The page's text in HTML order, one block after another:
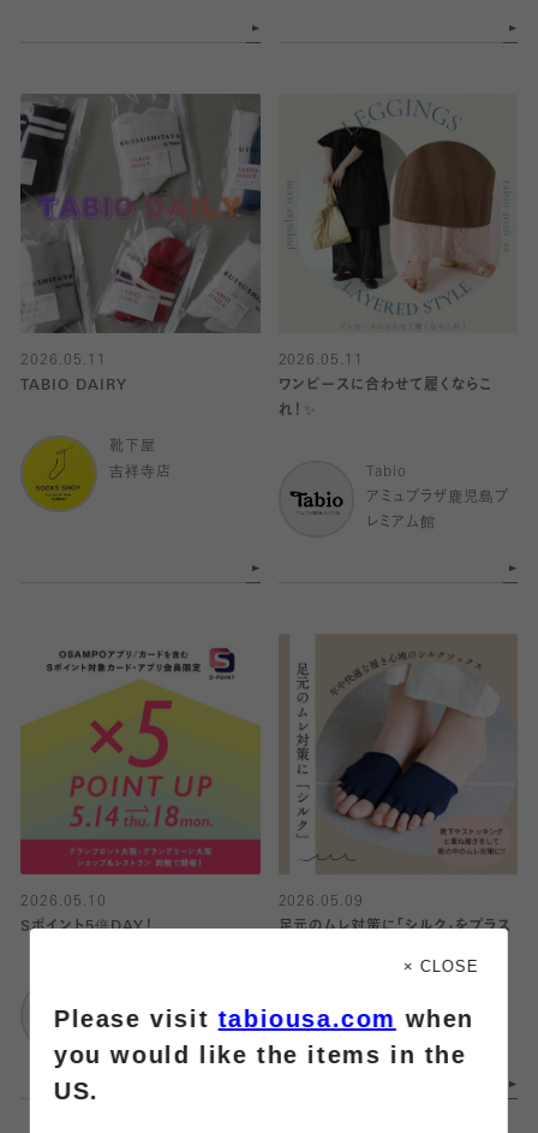
2026.05.11
TABIO DAIRY
靴下屋
吉祥寺店
2026.05.11
ワンピースに合わせて履くならこ
れ！✨
Tabio
アミュプラザ鹿児島プ
レミアム館
2026.05.10
Sポイント5倍DAY！
グランフロント大阪
2026.05.09
足元のムレ対策に「シルク」をプラス
アトレ目黒
× CLOSE
Please visittabiousa.com when
you would like the items in the
US.